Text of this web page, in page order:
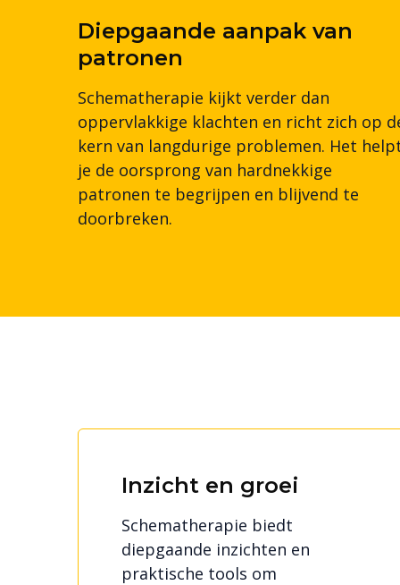
Diepgaande aanpak van
patronen
Schematherapie kijkt verder dan
oppervlakkige klachten en richt zich op
kern van langdurige problemen. Het
je de oorsprong van hardnekkige
patronen te begrijpen en blijvend te
doorbreken.
Inzicht en groei
Schematherapie biedt
diepgaande inzichten en
praktische tools om